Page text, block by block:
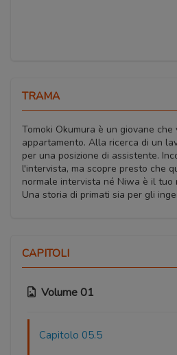
TRAMA
Tomoki Okumura è un giovane
appartamento. Alla ricerca di un
per una posizione di assistente.
l'intervista, ma scopre presto che
normale intervista né Niwa è il tuo
Una storia di primati sia per gli
CAPITOLI
Volume 01
Capitolo 05.5